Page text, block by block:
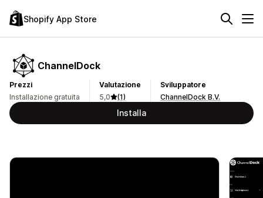
Shopify App Store
ChannelDock
Prezzi
Installazione gratuita
Valutazione
5,0
(1)
Sviluppatore
ChannelDock B.V.
Installa